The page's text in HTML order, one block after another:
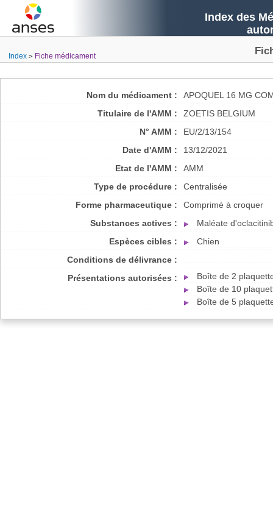
Index des
Index Fiche médicament
Nom du médicament :
APOQUEL 16 MG
Titulaire de l'AMM :
ZOETIS BELGIUM
N° AMM :
EU/2/13/154
Date d'AMM :
13/12/2021
Etat de l'AMM :
AMM
Type de procédure :
Centralisée
Forme pharmaceutique :
Comprimé à croquer
Substances actives :
Maléate
Espèces cibles :
Chien
Conditions de délivrance :
Présentations autorisées :
Boîte de 2
Boîte de 10
Boîte de 5